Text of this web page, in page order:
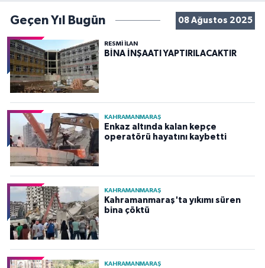
Geçen Yıl Bugün 08 Ağustos 2025
RESMİ İLAN
BİNA İNŞAATI YAPTIRILACAKTIR
KAHRAMANMARAŞ
Enkaz altında kalan kepçe
operatörü hayatını kaybetti
KAHRAMANMARAŞ
Kahramanmaraş'ta yıkımı süren
bina çöktü
KAHRAMANMARAŞ